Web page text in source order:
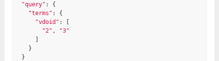
"query" : {
"terms" : {
"vdoid" : [
"2" ,
"3"
      ]
    }
  }